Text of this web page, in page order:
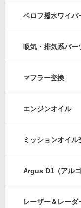
ベロフ撥水ワイパ
吸気・排気系パー
マフラー交換
エンジンオイル
ミッションオイル
Argus D1（アルゴ
レーザー＆レーダ